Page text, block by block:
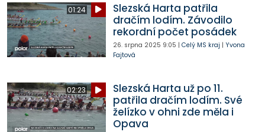
01:24
Slezská Harta patřila
dračím lodím. Závodilo
rekordní počet posádek
26. srpna 2025 9:05 | Celý MS kraj | Yvona
Fajtová
02:23
Slezská Harta už po 11.
patřila dračím lodím. Své
želízko v ohni zde měla i
Opava